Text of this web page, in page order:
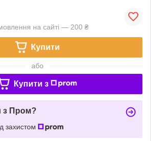
на сайті — 200 ₴
Купити
або
Купити з
з Пром?
захистом